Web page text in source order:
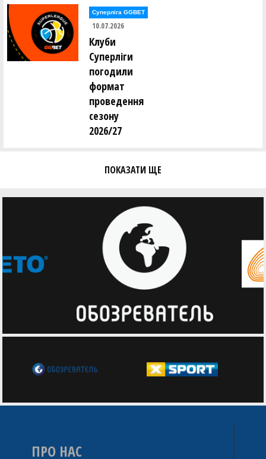
Суперліга GGBET
10.07.2026
Клуби
Суперліги
погодили
формат
проведення
сезону
2026/27
ПОКАЗАТИ ЩЕ
ПРО НАС